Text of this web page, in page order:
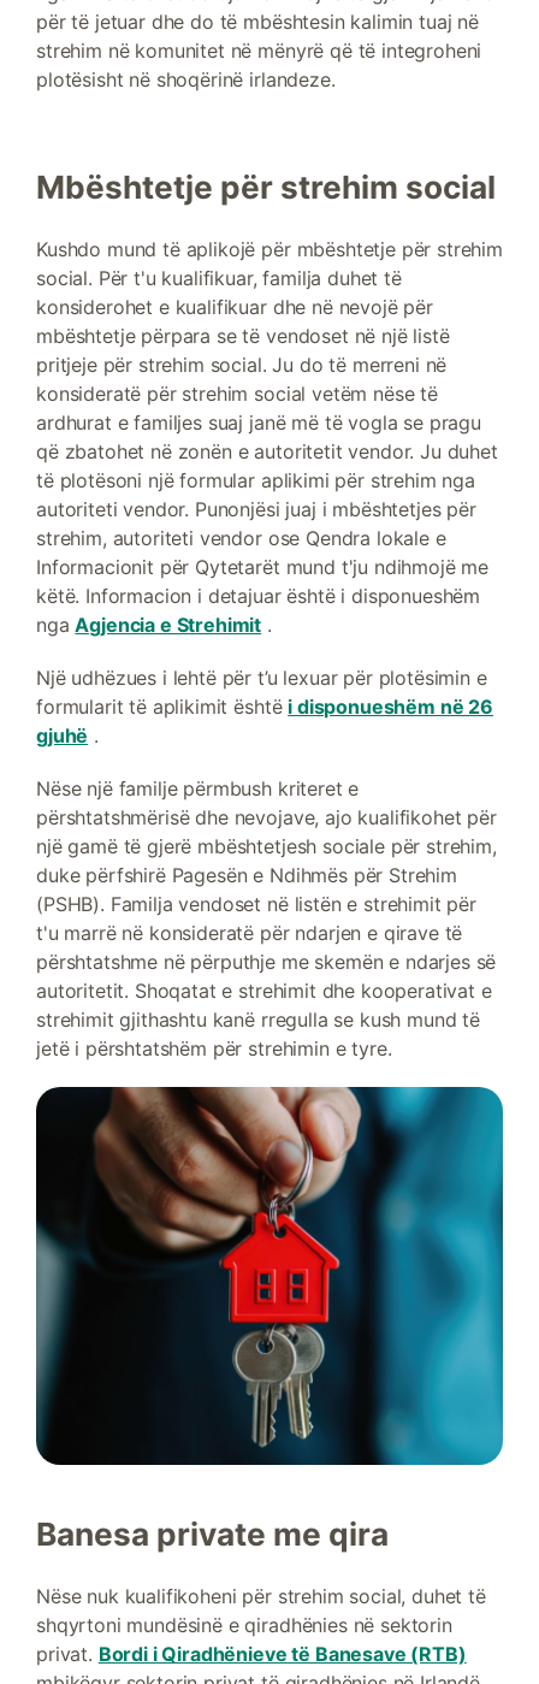
për të jetuar dhe do të mbështesin kalimin tuaj në
strehim në komunitet në mënyrë që të integroheni
plotësisht në shoqërinë irlandeze.
Mbështetje për strehim social
Kushdo mund të aplikojë për mbështetje për strehim
social. Për t'u kualifikuar, familja duhet të
konsiderohet e kualifikuar dhe në nevojë për
mbështetje përpara se të vendoset në një listë
pritjeje për strehim social. Ju do të merreni në
konsideratë për strehim social vetëm nëse të
ardhurat e familjes suaj janë më të vogla se pragu
që zbatohet në zonën e autoritetit vendor. Ju duhet
të plotësoni një formular aplikimi për strehim nga
autoriteti vendor. Punonjësi juaj i mbështetjes për
strehim, autoriteti vendor ose Qendra lokale e
Informacionit për Qytetarët mund t'ju ndihmojë me
këtë. Informacion i detajuar është i disponueshëm
ngaAgjencia e Strehimit .
Një udhëzues i lehtë për t’u lexuar për plotësimin e
formularit të aplikimit është i disponueshëm në 26
gjuhë .
Nëse një familje përmbush kriteret e
përshtatshmërisë dhe nevojave, ajo kualifikohet për
një gamë të gjerë mbështetjesh sociale për strehim,
duke përfshirë Pagesën e Ndihmës për Strehim
(PSHB). Familja vendoset në listën e strehimit për
t'u marrë në konsideratë për ndarjen e qirave të
përshtatshme në përputhje me skemën e ndarjes së
autoritetit. Shoqatat e strehimit dhe kooperativat e
strehimit gjithashtu kanë rregulla se kush mund të
jetë i përshtatshëm për strehimin e tyre.
Banesa private me qira
Nëse nuk kualifikoheni për strehim social, duhet të
shqyrtoni mundësinë e qiradhënies në sektorin
privat. Bordi i Qiradhënieve të Banesave (RTB)